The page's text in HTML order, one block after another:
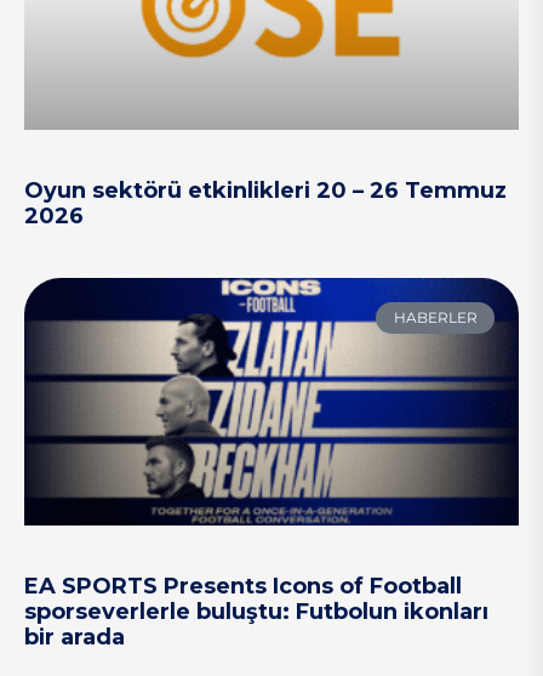
Oyun sektörü etkinlikleri 20 – 26 Temmuz
2026
HABERLER
EA SPORTS Presents Icons of Football
sporseverlerle buluştu: Futbolun ikonları
bir arada